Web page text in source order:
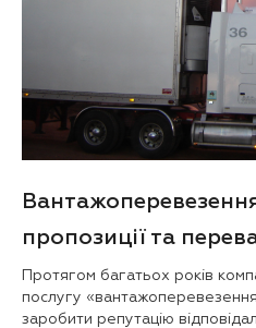
пропозиції та
Протягом багатьох років
послугу «вантажоперевезення
заробити репутацію